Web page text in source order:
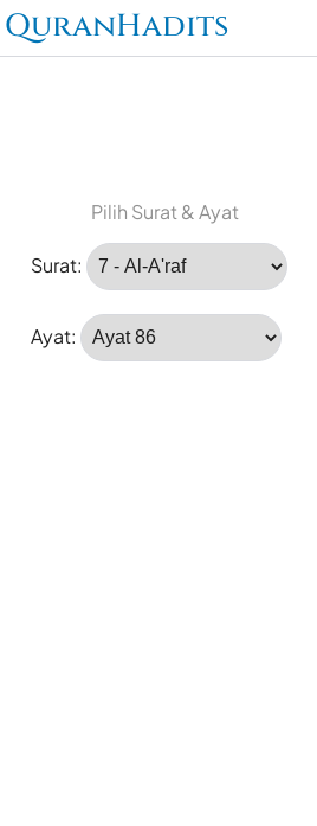
QuranHadits
Pilih Surat & Ayat
Surat:
Ayat: